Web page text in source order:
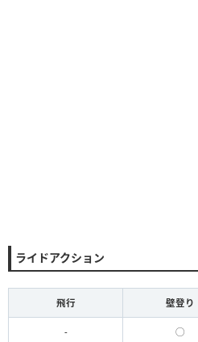
ライドアクション
飛行 壁登り
- ◯